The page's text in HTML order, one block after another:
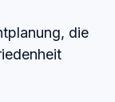
die